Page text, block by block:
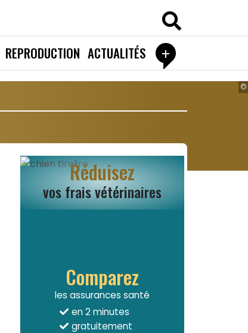
REPRODUCTION ACTUALITÉS +
©
Réduisez
vos frais vétérinaires
Comparez
les assurances santé
en 2 minutes
gratuitement